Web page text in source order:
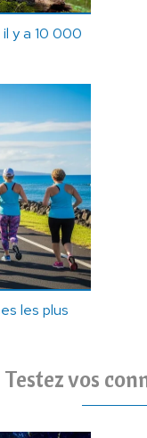
y a 10 000
les plus
Testez vos